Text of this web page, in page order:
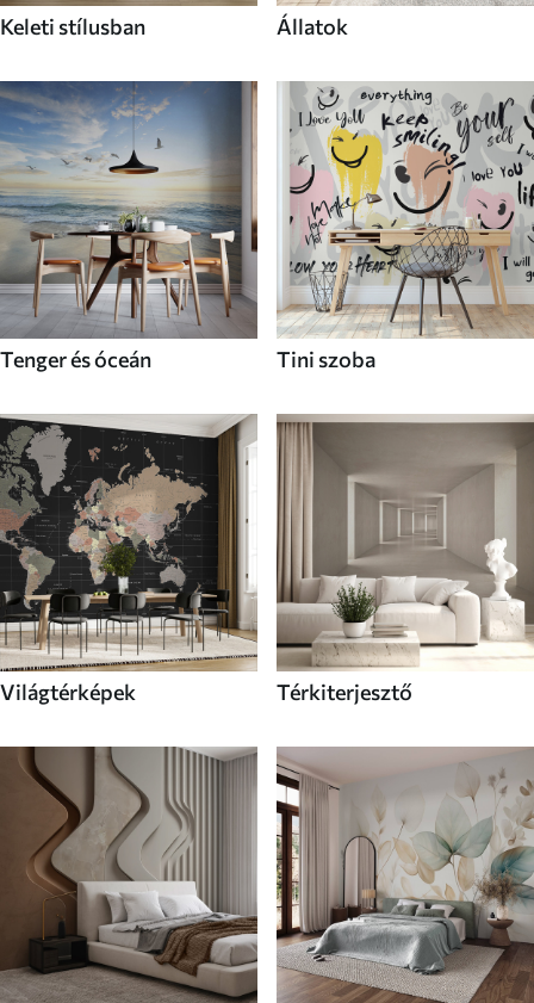
Keleti stílusban Állatok
Tenger és óceán Tini szoba
Világtérképek Térkiterjesztő